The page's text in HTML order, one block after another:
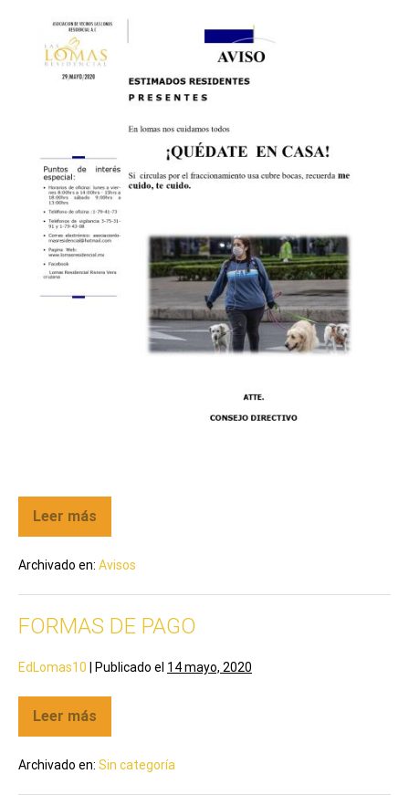
Leer más
Archivado en: Avisos
FORMAS DE PAGO
EdLomas10 Publicado el 14 mayo, 2020
Leer más
Archivado en: Sin categoría